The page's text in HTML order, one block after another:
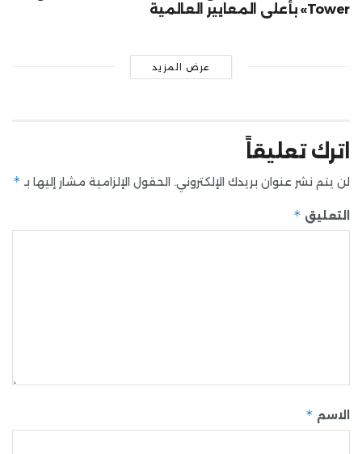
Tower» بأعلى المعايير العالمية
عرض المزيد
اترك تعليقاً
لن يتم نشر عنوان بريدك الإلكتروني. الحقول الإلزامية مشار إليها بـ *
التعليق *
الاسم *